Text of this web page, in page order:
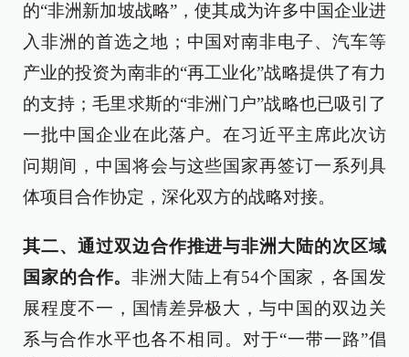
的“非洲新加坡战略”，使其成为许多中国企业进
入非洲的首选之地；中国对南非电子、汽车等
产业的投资为南非的“再工业化”战略提供了有力
的支持；毛里求斯的“非洲门户”战略也已吸引了
一批中国企业在此落户。在习近平主席此次访
问期间，中国将会与这些国家再签订一系列具
体项目合作协定，深化双方的战略对接。
其二、通过双边合作推进与非洲大陆的次区域
国家的合作。非洲大陆上有54个国家，各国发
展程度不一，国情差异极大，与中国的双边关
系与合作水平也各不相同。对于“一带一路”倡